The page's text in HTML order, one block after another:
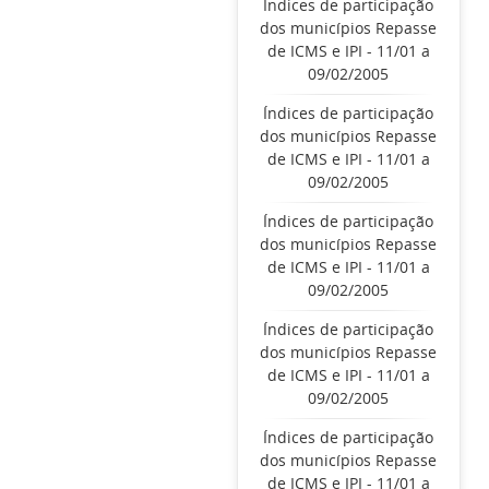
Índices de participação
dos municípios Repasse
de ICMS e IPI - 11/01 a
09/02/2005
Índices de participação
dos municípios Repasse
de ICMS e IPI - 11/01 a
09/02/2005
Índices de participação
dos municípios Repasse
de ICMS e IPI - 11/01 a
09/02/2005
Índices de participação
dos municípios Repasse
de ICMS e IPI - 11/01 a
09/02/2005
Índices de participação
dos municípios Repasse
de ICMS e IPI - 11/01 a